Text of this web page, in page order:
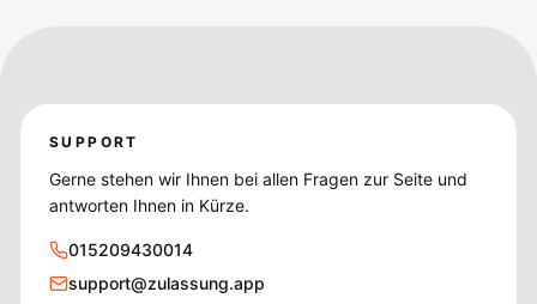
SUPPORT
Gerne stehen wir Ihnen bei allen Fragen zur Seite und
antworten Ihnen in Kürze.
015209430014
support@zulassung.app